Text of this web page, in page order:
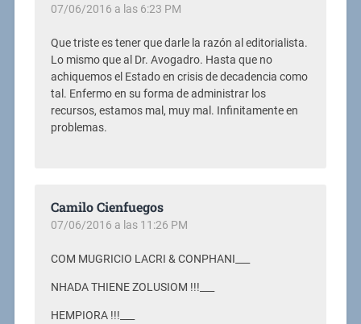
07/06/2016 a las 6:23 PM
Que triste es tener que darle la razón al editorialista.
Lo mismo que al Dr. Avogadro. Hasta que no
achiquemos el Estado en crisis de decadencia como
tal. Enfermo en su forma de administrar los
recursos, estamos mal, muy mal. Infinitamente en
problemas.
Camilo Cienfuegos
07/06/2016 a las 11:26 PM
COM MUGRICIO LACRI & CONPHANI___
NHADA THIENE ZOLUSIOM !!!___
HEMPIORA !!!___